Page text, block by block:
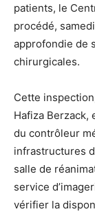
patients, le
procédé,
approfondie de
chirurgicales.
Cette
Hafiza Berzack,
du contrôleur
infrastructures
salle de
service
vérifier la